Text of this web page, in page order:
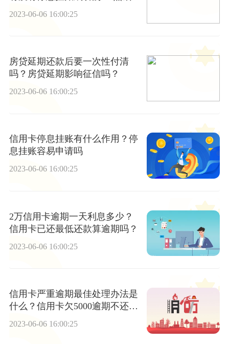
2023-06-06 16:00:25
房贷延期还款后要一次性付清
吗？房贷延期影响征信吗？
2023-06-06 16:00:25
信用卡停息挂账有什么作用？停
息挂账容易申请吗
2023-06-06 16:00:25
2万信用卡逾期一天利息多少？
信用卡已还最低还款算逾期吗？
2023-06-06 16:00:25
信用卡严重逾期最佳处理办法是
什么？信用卡欠5000逾期不还怎
么处理？ 全球快播报
2023-06-06 16:00:25